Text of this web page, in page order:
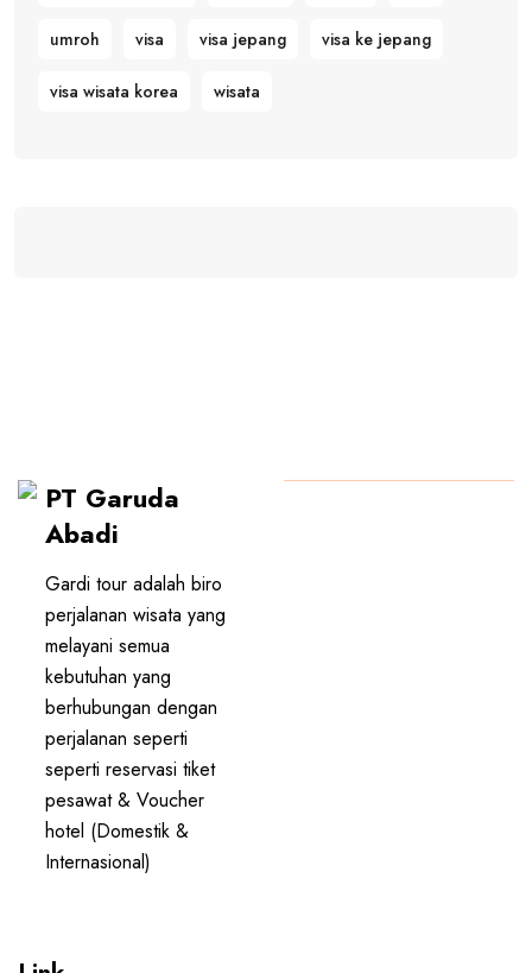
umroh visa visa jepang visa ke jepang
visa wisata korea wisata
PT Garuda
Abadi
Gardi tour adalah biro
perjalanan wisata yang
melayani semua
kebutuhan yang
berhubungan dengan
perjalanan seperti
seperti reservasi tiket
pesawat & Voucher
hotel (Domestik &
Internasional)